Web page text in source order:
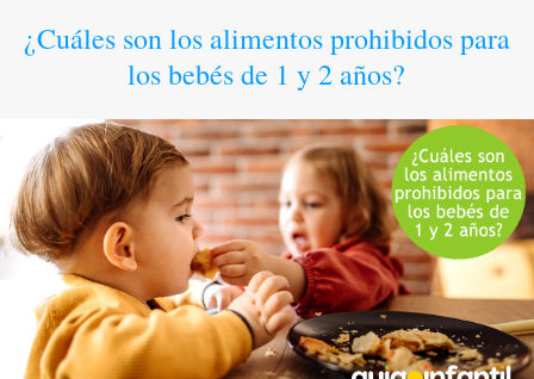
¿Cuáles son los alimentos prohibidos para
los bebés de 1 y 2 años?